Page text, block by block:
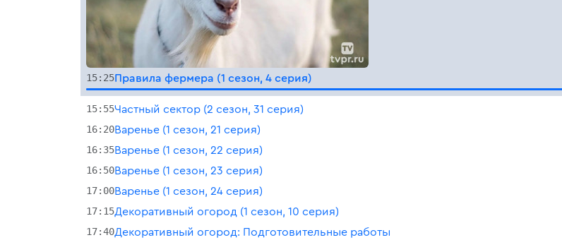
15:25Правила фермера (1 сезон, 4 серия)
15:55Частный сектор (2 сезон, 31 серия)
16:20Варенье (1 сезон, 21 серия)
16:35Варенье (1 сезон, 22 серия)
16:50Варенье (1 сезон, 23 серия)
17:00Варенье (1 сезон, 24 серия)
17:15Декоративный огород (1 сезон, 10 серия)
17:40Декоративный огород: Подготовительные работы